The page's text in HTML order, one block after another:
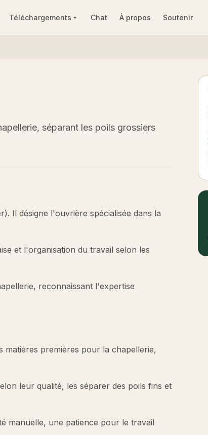
Téléchargements Chat À propos Soutenir
séparant les poils grossiers
Il désigne l'ouvrière spécialisée dans la
et l'organisation du travail selon les
reconnaissant l'expertise
matières premières pour la chapellerie,
leur qualité, les séparer des poils fins et
manuelle, une patience pour le travail